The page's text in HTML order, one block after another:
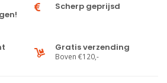
Scherp geprijsd
Gratis verzending
Boven €120,-